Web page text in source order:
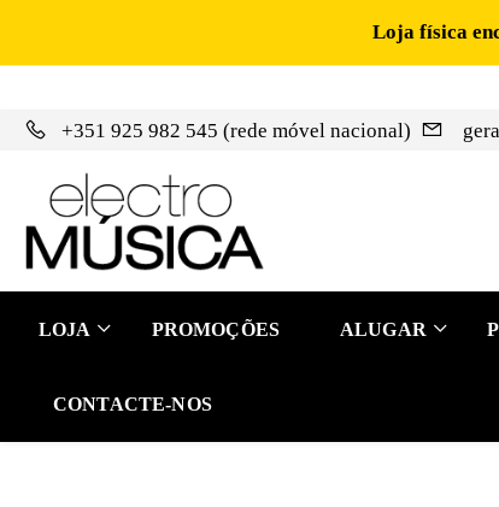
Loja física
+351 925 982 545 (rede móvel nacional)
LOJA PROMOÇÕES ALUGAR
CONTACTE-NOS